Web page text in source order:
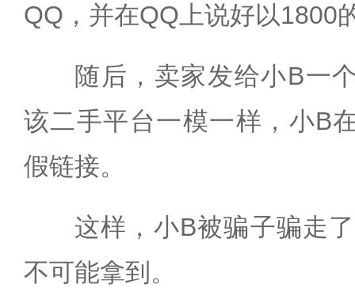
QQ，并在QQ上说好以1800
随后，卖家发给小B一
该二手平台一模一样，小B
假链接。
这样，小B被骗子骗走
不可能拿到。